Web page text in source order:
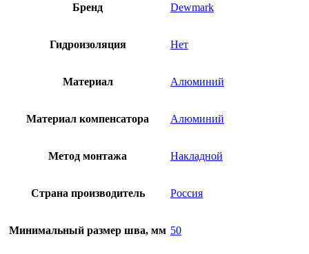
Бренд Dewmark
Гидроизоляция Нет
Материал Алюминий
Материал компенсатора Алюминий
Метод монтажа Накладной
Страна производитель Россия
Минимальный размер шва, мм 50